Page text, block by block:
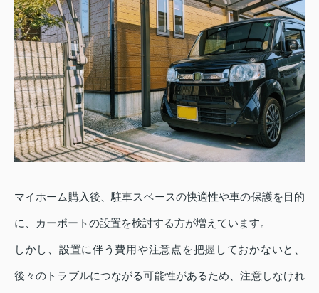
マイホーム購入後、駐車スペースの快適性や車の保護を目的
に、カーポートの設置を検討する方が増えています。
しかし、設置に伴う費用や注意点を把握しておかないと、
後々のトラブルにつながる可能性があるため、注意しなけれ